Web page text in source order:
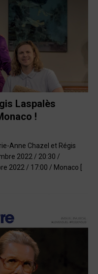
Laspalès
!
Anne Chazel et Régis
2022 / 20:30 /
2022 / 17:00 / Monaco